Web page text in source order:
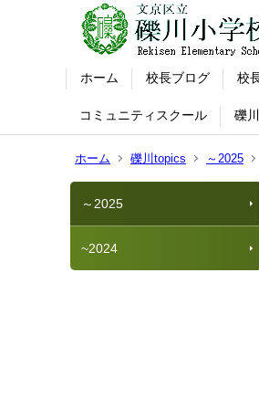
ホーム 校長ブログ 校
コミュニティスクール 礫
ホーム 礫川topics ～2025
～2025
~2024